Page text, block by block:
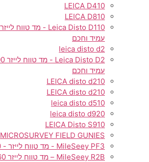
LEICA D410
LEICA D810
עמיד וחכם
leica disto d2
עמיד וחכם
LEICA disto d210
LEICA disto d210
leica disto d510
leica disto d920
LEICA Disto S910​
MICROSURVEY FIELD GUNIES
MileSeey PF3 - מד טווח לייזר - 1000/1500 מטר